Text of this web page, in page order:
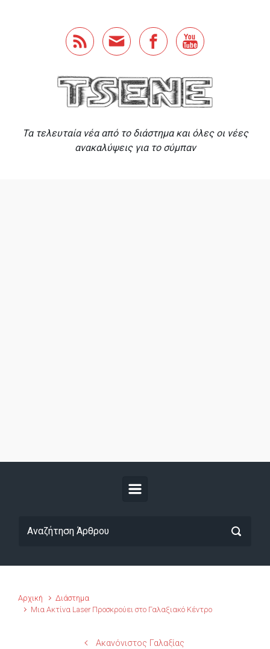
Τα τελευταία νέα από το διάστημα και όλες οι νέες
ανακαλύψεις για το σύμπαν
Αρχική
Διάστημα
Μια Ακτίνα Laser Προσκρούει στο Γαλαξιακό Κέντρο
Ακανόνιστος Γαλαξίας